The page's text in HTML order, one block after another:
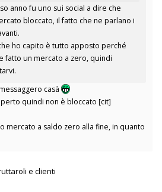
anno fu uno sui social a dire che
bloccato, il fatto che ne parlano i
ho capito è tutto apposto perché
fatto un mercato a zero, quindi
casà
quindi non è bloccato [cit]
mercato a saldo zero alla fine, in quanto
e clienti